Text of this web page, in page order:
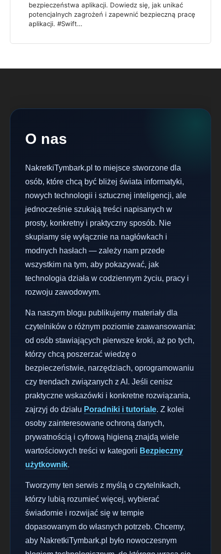
bezpieczeństwa aplikacji. Dowiedz się, jak unikać
potencjalnych zagrożeń i zapewnić bezpieczną pracę
aplikacji. #Swift…
O nas
NakretkiTymbark.pl to miejsce stworzone dla
osób, które chcą być bliżej świata informatyki,
nowych technologii i sztucznej inteligencji, ale
jednocześnie szukają treści napisanych w
prosty, konkretny i praktyczny sposób. Nie
skupiamy się wyłącznie na nagłówkach i
modnych hasłach — zależy nam przede
wszystkim na tym, aby pokazywać, jak
technologia działa w codziennym życiu, pracy i
rozwoju zawodowym.
Na naszym blogu publikujemy materiały dla
czytelników o różnym poziomie zaawansowania:
od osób stawiających pierwsze kroki, aż po tych,
którzy chcą poszerzać wiedzę o
bezpieczeństwie, narzędziach, oprogramowaniu
czy trendach związanych z AI. Jeśli cenisz
praktyczne wskazówki i konkretne rozwiązania,
zajrzyj do działu Poradniki i tutoriale. Z kolei
osoby zainteresowane ochroną danych,
prywatnością i cyfrową higieną znajdą wiele
wartościowych treści w kategorii Bezpieczny
użytkownik.
Tworzymy ten serwis z myślą o czytelnikach,
którzy lubią rozumieć więcej, wybierać
świadomie i rozwijać się w tempie
dopasowanym do własnych potrzeb. Chcemy,
aby NakretkiTymbark.pl było nowoczesnym